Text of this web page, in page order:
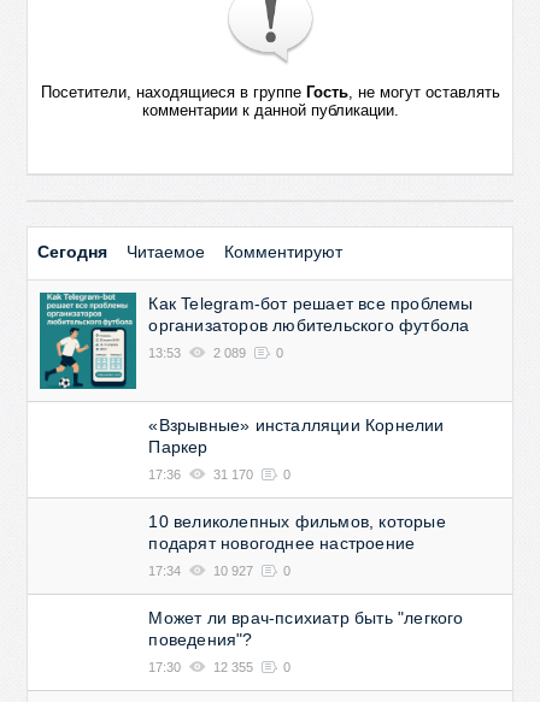
Посетители, находящиеся в группе Гость, не могут оставлять
комментарии к данной публикации.
Сегодня Читаемое Комментируют
Как Telegram-бот решает все проблемы
организаторов любительского футбола
13:53 2 089 0
«Взрывные» инсталляции Корнелии
Паркер
17:36 31 170 0
10 великолепных фильмов, которые
подарят новогоднее настроение
17:34 10 927 0
Может ли врач-психиатр быть "легкого
поведения"?
17:30 12 355 0